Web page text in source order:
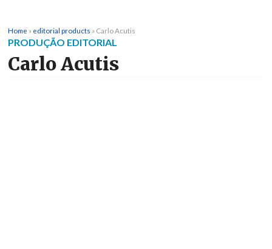
Home » editorial products » Carlo Acutis
PRODUÇÃO EDITORIAL
Carlo Acutis